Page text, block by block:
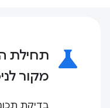
science
תחילת
מקור
בדיקת